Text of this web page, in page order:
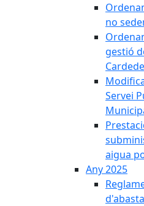
no
gestió
Servei
aigua
Any 2025